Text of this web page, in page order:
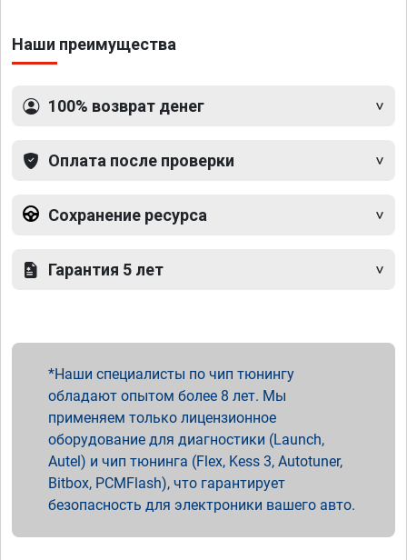
Наши преимущества
100% возврат денег
Оплата после проверки
Сохранение ресурса
Гарантия 5 лет
Наши специалисты по чип тюнингу
обладают опытом более 8 лет. Мы
применяем только лицензионное
оборудование для диагностики (Launch,
Autel) и чип тюнинга (Flex, Kess 3, Autotuner,
Bitbox, PCMFlash), что гарантирует
безопасность для электроники вашего авто.